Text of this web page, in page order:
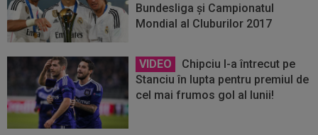
Bundesliga și Campionatul
Mondial al Cluburilor 2017
VIDEO
Chipciu l-a întrecut pe
Stanciu în lupta pentru premiul de
cel mai frumos gol al lunii!